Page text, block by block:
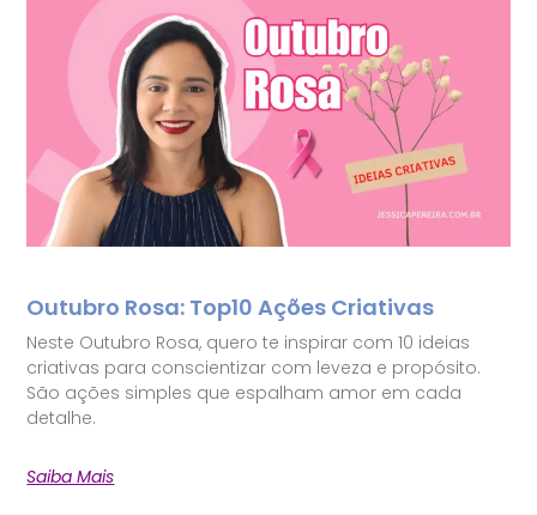
Outubro Rosa: Top10 Ações Criativas
Neste Outubro Rosa, quero te inspirar com 10 ideias
criativas para conscientizar com leveza e propósito.
São ações simples que espalham amor em cada
detalhe.
Saiba Mais